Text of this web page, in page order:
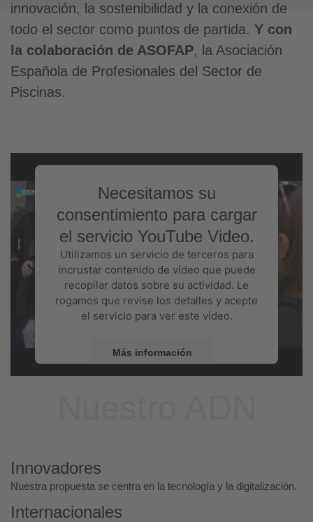
innovación, la sostenibilidad y la conexión de
todo el sector como puntos de partida. Y con
la colaboración de ASOFAP, la Asociación
Española de Profesionales del Sector de
Piscinas.
Necesitamos su
consentimiento para cargar
el servicio YouTube Video.
Utilizamos un servicio de terceros para
incrustar contenido de vídeo que puede
recopilar datos sobre su actividad. Le
rogamos que revise los detalles y acepte
el servicio para ver este vídeo.
Más información
Innovadores
Nuestra propuesta se centra en la tecnología y la digitalización.
Internacionales